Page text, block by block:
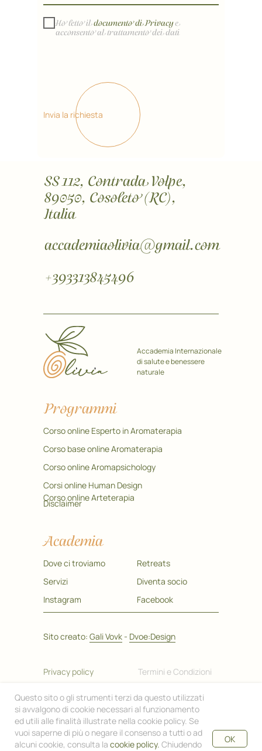
Ho letto ildocumento di Privacye
acconsento al trattamento dei dati
Invia la richiesta
accademiaolivia@gmail.com
+393313845496
SS 112, Contrada Volpe,
89050, Cosoleto (RC),
Italia
Programmi
Academia
Corso online Esperto in Aromaterapia
Corso base online Aromaterapia
Corso online Aromapsichology
Corsi online Human Design
Corso online Arteterapia
Disclaimer
Servizi
Dove ci troviamo
Retreats
Diventa socio
Accademia Internazionale
di salute e benessere
naturale
Il valore più grande dei nostri tempi è la Salute!
Le informazioni contenute nel sito su argomenti di cure naturali,
alimentazione e benessere hanno esclusivamente scopo
informativo e culturale. In nessun caso possono costituire la
formulazione di una diagnosi o la prescrizione di un trattamento
Privacy policy Termini e Condizioni
Sito creato: Gali Vovk- Dvoe:Design
Facebook
Instagram
Questo sito o gli strumenti terzi da questo utilizzati
si avvalgono di cookie necessari al funzionamento
ed utili alle finalità illustrate nella cookie policy. Se
vuoi saperne di più o negare il consenso a tutti o ad
alcuni cookie, consulta la cookie policy. Chiudendo
OK